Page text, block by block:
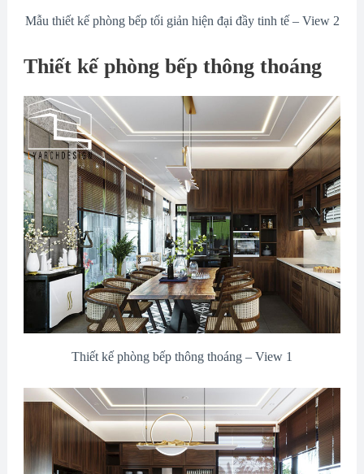
Mẫu thiết kế phòng bếp tối giản hiện đại đầy tinh tế – View 2
Thiết kế phòng bếp thông thoáng
Thiết kế phòng bếp thông thoáng – View 1